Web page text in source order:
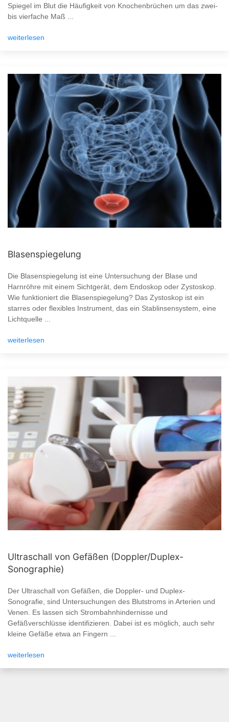
Spiegel im Blut die Häufigkeit von Knochenbrüchen um das zwei-
bis vierfache Maß ...
weiterlesen
Blasenspiegelung
Die Blasenspiegelung ist eine Untersuchung der Blase und
Harnröhre mit einem Sichtgerät, dem Endoskop oder Zystoskop.
Wie funktioniert die Blasenspiegelung? Das Zystoskop ist ein
starres oder flexibles Instrument, das ein Stablinsensystem, eine
Lichtquelle ...
weiterlesen
Ultraschall von Gefäßen (Doppler/Duplex-
Sonographie)
Der Ultraschall von Gefäßen, die Doppler- und Duplex-
Sonografie, sind Untersuchungen des Blutstroms in Arterien und
Venen. Es lassen sich Strombahnhindernisse und
Gefäßverschlüsse identifizieren. Dabei ist es möglich, auch sehr
kleine Gefäße etwa an Fingern ...
weiterlesen